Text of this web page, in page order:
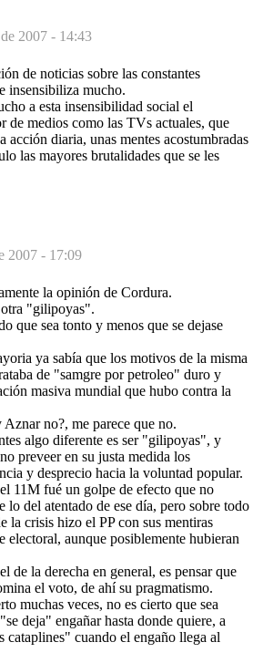
2007 - 14:43
de noticias sobre las constantes
insensibiliza mucho.
a esta insensibilidad social el
de medios como las TVs actuales, que
acción diaria, unas mentes acostumbradas
las mayores brutalidades que se les
2007 - 17:09
la opinión de Cordura.
otra "gilipoyas".
que sea tonto y menos que se dejase
ya sabía que los motivos de la misma
de "samgre por petroleo" duro y
masiva mundial que hubo contra la
Aznar no?, me parece que no.
algo diferente es ser "gilipoyas", y
preveer en su justa medida los
y desprecio hacia la voluntad popular.
11M fué un golpe de efecto que no
lo del atentado de ese día, pero sobre todo
la crisis hizo el PP con sus mentiras
electoral, aunque posiblemente hubieran
de la derecha en general, es pensar que
el voto, de ahí su pragmatismo.
muchas veces, no es cierto que sea
deja" engañar hasta donde quiere, a
cataplines" cuando el engaño llega al